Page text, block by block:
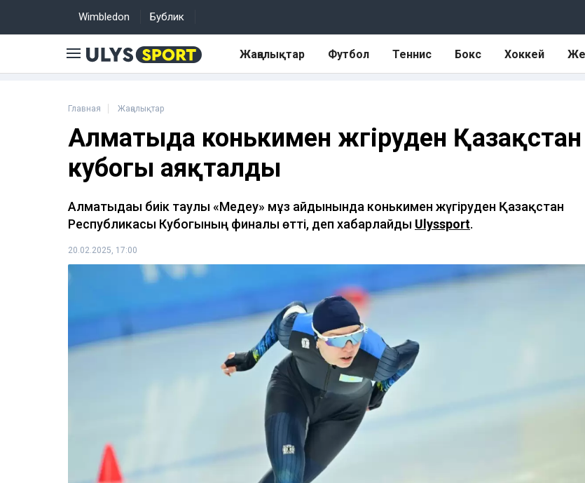
Wimbledon Бублик
Жаңалықтар Футбол Теннис Бокс Хоккей
Главная Жаңалықтар
Алматыда конькимен жүгіруден Қазақстан
кубогы аяқталды
Алматыдағы биік таулы «Медеу» мұз айдынында конькимен жүгіруден Қазақстан
Республикасы Кубогының финалы өтті, деп хабарлайды Ulyssport.
20.02.2025, 17:00